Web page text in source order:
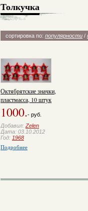
Толкучка
сортировка по: популярности /
Октябрятские значки,
пластмасса, 10 штук
1000.- руб.
Добавил: Zelen
Дата: 03.10.2012
Год: 1968
Подробнее